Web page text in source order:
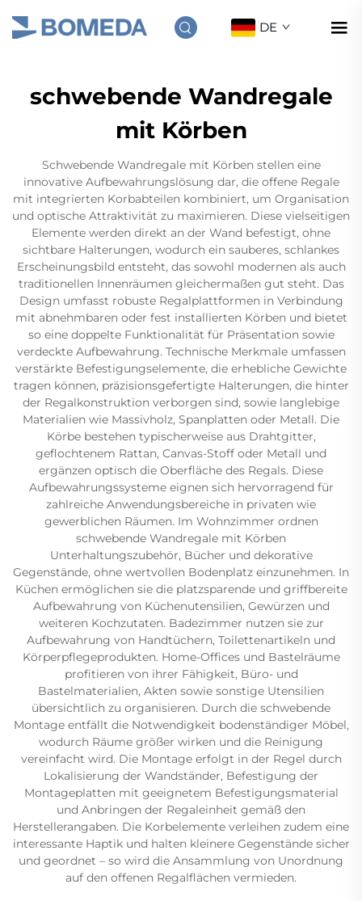
DE
schwebende Wandregale
mit Körben
Schwebende Wandregale mit Körben stellen eine
innovative Aufbewahrungslösung dar, die offene Regale
mit integrierten Korbabteilen kombiniert, um Organisation
und optische Attraktivität zu maximieren. Diese vielseitigen
Elemente werden direkt an der Wand befestigt, ohne
sichtbare Halterungen, wodurch ein sauberes, schlankes
Erscheinungsbild entsteht, das sowohl modernen als auch
traditionellen Innenräumen gleichermaßen gut steht. Das
Design umfasst robuste Regalplattformen in Verbindung
mit abnehmbaren oder fest installierten Körben und bietet
so eine doppelte Funktionalität für Präsentation sowie
verdeckte Aufbewahrung. Technische Merkmale umfassen
verstärkte Befestigungselemente, die erhebliche Gewichte
tragen können, präzisionsgefertigte Halterungen, die hinter
der Regalkonstruktion verborgen sind, sowie langlebige
Materialien wie Massivholz, Spanplatten oder Metall. Die
Körbe bestehen typischerweise aus Drahtgitter,
geflochtenem Rattan, Canvas-Stoff oder Metall und
ergänzen optisch die Oberfläche des Regals. Diese
Aufbewahrungssysteme eignen sich hervorragend für
zahlreiche Anwendungsbereiche in privaten wie
gewerblichen Räumen. Im Wohnzimmer ordnen
schwebende Wandregale mit Körben
Unterhaltungszubehör, Bücher und dekorative
Gegenstände, ohne wertvollen Bodenplatz einzunehmen. In
Küchen ermöglichen sie die platzsparende und griffbereite
Aufbewahrung von Küchenutensilien, Gewürzen und
weiteren Kochzutaten. Badezimmer nutzen sie zur
Aufbewahrung von Handtüchern, Toilettenartikeln und
Körperpflegeprodukten. Home-Offices und Bastelräume
profitieren von ihrer Fähigkeit, Büro- und
Bastelmaterialien, Akten sowie sonstige Utensilien
übersichtlich zu organisieren. Durch die schwebende
Montage entfällt die Notwendigkeit bodenständiger Möbel,
wodurch Räume größer wirken und die Reinigung
vereinfacht wird. Die Montage erfolgt in der Regel durch
Lokalisierung der Wandständer, Befestigung der
Montageplatten mit geeignetem Befestigungsmaterial
und Anbringen der Regaleinheit gemäß den
Herstellerangaben. Die Korbelemente verleihen zudem eine
interessante Haptik und halten kleinere Gegenstände sicher
und geordnet – so wird die Ansammlung von Unordnung
auf den offenen Regalflächen vermieden.